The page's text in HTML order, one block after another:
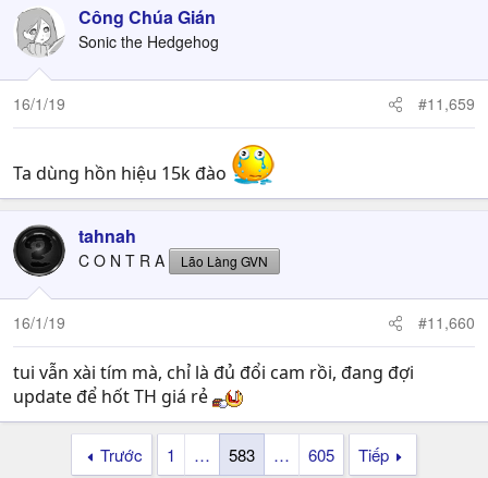
c
t
i
o
n
Công Chúa Gián
Sonic the Hedgehog
16/1/19 #11,659
Ta dùng hồn hiệu 15k đào
tahnah
C O N T R A Lão Làng GVN
16/1/19 #11,660
tui vẫn xài tím mà, chỉ là đủ đổi cam rồi, đang đợi
update để hốt TH giá rẻ
Trước 1 … 583 … 605 Tiếp